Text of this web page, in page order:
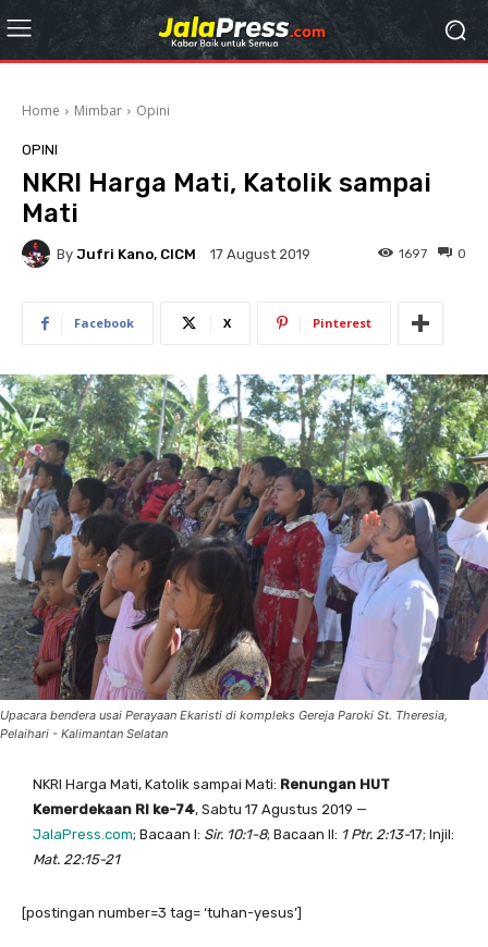
Home Mimbar Opini
OPINI
NKRI Harga Mati, Katolik sampai
Mati
By Jufri Kano, CICM 17 August 2019 0
1697
Facebook X Pinterest
Upacara bendera usai Perayaan Ekaristi di kompleks Gereja Paroki St. Theresia,
Pelaihari - Kalimantan Selatan
NKRI Harga Mati, Katolik sampai Mati: Renungan HUT
Kemerdekaan RI ke-74, Sabtu 17 Agustus 2019 —
JalaPress.com; Bacaan I: Sir. 10:1-8; Bacaan II: 1 Ptr. 2:13-17; Injil:
Mat. 22:15-21
[postingan number=3 tag= ‘tuhan-yesus’]